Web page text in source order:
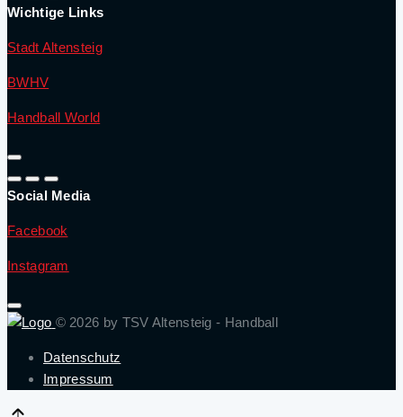
Wichtige Links
Stadt Altensteig
BWHV
Handball World
Social Media
Facebook
Instagram
© 2026 by TSV Altensteig - Handball
Datenschutz
Impressum